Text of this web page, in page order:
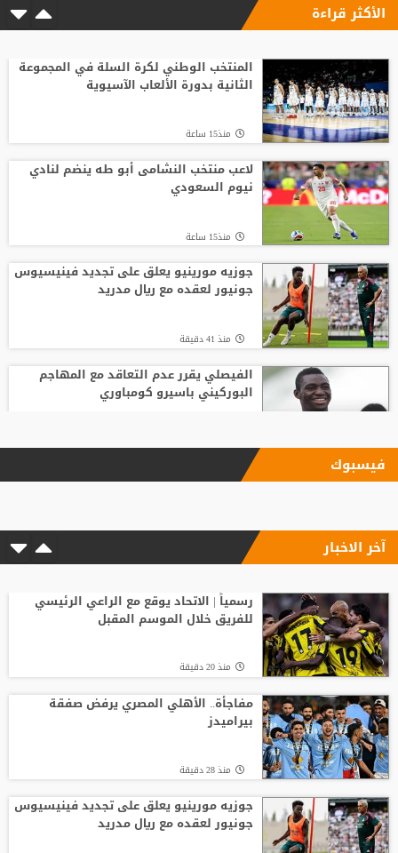
الأكثر قراءة
المنتخب الوطني لكرة السلة في المجموعة
الثانية بدورة الألعاب الآسيوية
منذ15 ساعة
لاعب منتخب النشامى أبو طه ينضم لنادي
نيوم السعودي
منذ15 ساعة
جوزيه مورينيو يعلق على تجديد فينيسيوس
جونيور لعقده مع ريال مدريد
منذ 41 دقيقة
الفيصلي يقرر عدم التعاقد مع المهاجم
البوركيني باسيرو كومباوري
ليفربول يحسم صفقة أراخو لاعب برشلونة
مأساة وفاة لاعب شاب
انطلاق منافسات بطولة الحسن الدولية
العاشرة للتايكواندو
افتتاح دورة "سبارتاكياد شعوب روسيا" 2026
في يكاترينبورغ
فيسبوك
آخر الاخبار
رسمياً | الاتحاد يوقع مع الراعي الرئيسي
للفريق خلال الموسم المقبل
منذ 20 دقيقة
مفاجأة.. الأهلي المصري يرفض صفقة
بيراميدز
منذ 28 دقيقة
جوزيه مورينيو يعلق على تجديد فينيسيوس
جونيور لعقده مع ريال مدريد